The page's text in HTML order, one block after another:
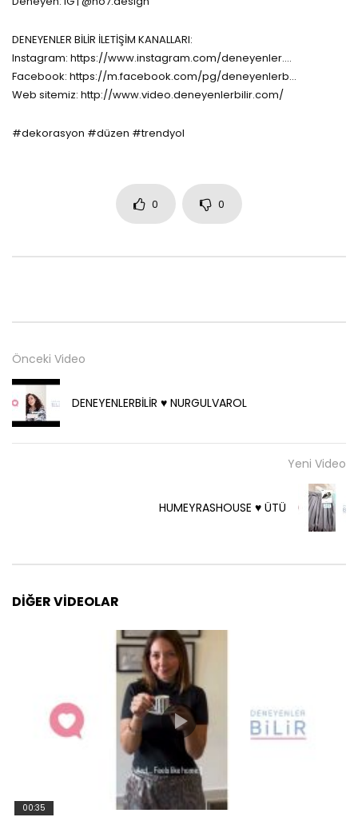
DENEYENLER BİLİR İLETİŞİM KANALLARI:
Instagram: https://www.instagram.com/deneyenler….
Facebook: https://m.facebook.com/pg/deneyenlerb…
Web sitemiz: http://www.video.deneyenlerbilir.com/
#dekorasyon #düzen #trendyol
0 0
Önceki Video
DENEYENLERBİLİR ♥️ NURGULVAROL
Yeni Video
HUMEYRASHOUSE ♥️ ÜTÜ
DIĞER VIDEOLAR
00:35